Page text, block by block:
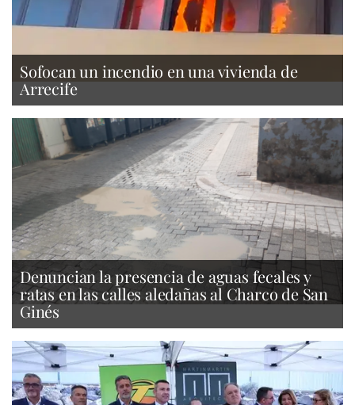
Sofocan un incendio en una vivienda de
Arrecife
Denuncian la presencia de aguas fecales y
ratas en las calles aledañas al Charco de San
Ginés